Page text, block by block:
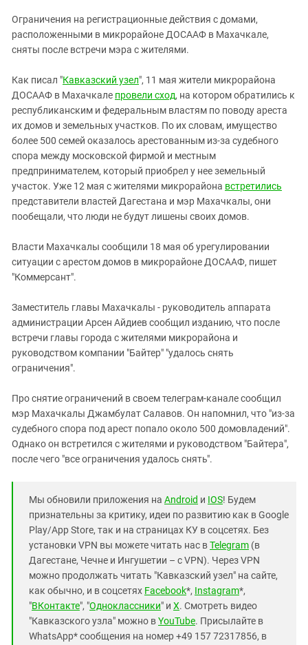
КАВКАЗ ЗА ПАЛЕСТИНУ
ИНАКОМЫСЛИЕ В ЧЕЧНЕ
ПРЕСЛЕДОВАНИЕ АКТИВИСТОВ
Ингушетия
Кабардино-Балкария
Калмыкия
Карачаево-Черкесия
Краснодарский край
Нагорный Карабах
Российская Федерация
Ростовская область
Северная Осетия - Алания
Ставропольский край
Чечня
Южный Кавказ
Ограничения на регистрационные действия с домами,
расположенными в микрорайоне ДОСААФ в Махачкале,
сняты после встречи мэра с жителями.
Как писал "Кавказский узел", 11 мая жители микрорайона
ДОСААФ в Махачкале провели сход, на котором обратились к
республиканским и федеральным властям по поводу ареста
их домов и земельных участков. По их словам, имущество
более 500 семей оказалось арестованным из-за судебного
спора между московской фирмой и местным
предпринимателем, который приобрел у нее земельный
участок. Уже 12 мая с жителями микрорайона встретились
представители властей Дагестана и мэр Махачкалы, они
пообещали, что люди не будут лишены своих домов.
Власти Махачкалы сообщили 18 мая об урегулировании
ситуации с арестом домов в микрорайоне ДОСААФ, пишет
"Коммерсант".
Заместитель главы Махачкалы - руководитель аппарата
администрации Арсен Айдиев сообщил изданию, что после
встречи главы города с жителями микрорайона и
руководством компании "Байтер" "удалось снять
ограничения".
Про снятие ограничений в своем телеграм-канале сообщил
мэр Махачкалы Джамбулат Салавов. Он напомнил, что "из-за
судебного спора под арест попало около 500 домовладений".
Однако он встретился с жителями и руководством "Байтера",
после чего "все ограничения удалось снять".
Мы обновили приложения на Android и IOS! Будем
признательны за критику, идеи по развитию как в Google
Play/App Store, так и на страницах КУ в соцсетях. Без
установки VPN вы можете читать нас вTelegram (в
Дагестане, Чечне и Ингушетии – с VPN). Через VPN
можно продолжать читать "Кавказский узел" на сайте,
как обычно, и в соцсетях Facebook*, Instagram*,
"ВКонтакте", "Одноклассники" и X. Смотреть видео
"Кавказского узла" можно вYouTube. Присылайте в
WhatsApp* сообщения на номер +49 157 72317856, в